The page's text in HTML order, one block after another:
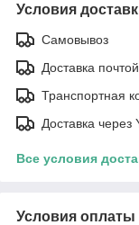
Условия
Самовывоз
Доставка почтой
Транспортная
Доставка
Все условия
Условия оплаты